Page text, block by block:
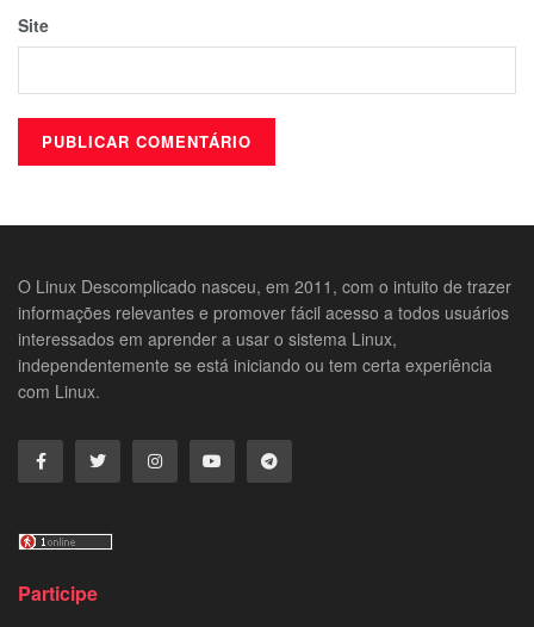
Site
O Linux Descomplicado nasceu, em 2011, com o intuito de trazer
informações relevantes e promover fácil acesso a todos usuários
interessados em aprender a usar o sistema Linux,
independentemente se está iniciando ou tem certa experiência
com Linux.
Participe